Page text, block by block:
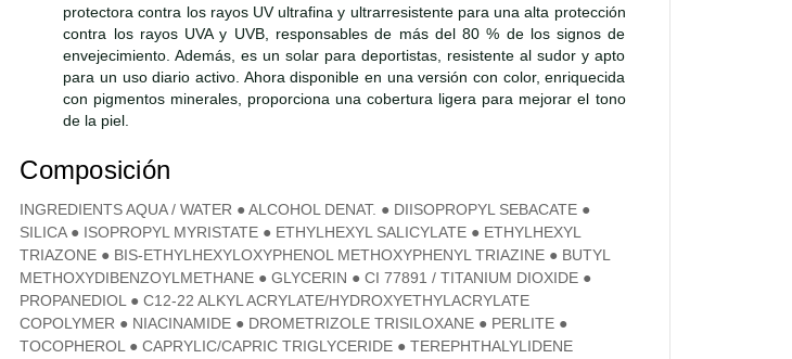
protectora contra los rayos UV ultrafina y ultrarresistente para una alta protección
contra los rayos UVA y UVB, responsables de más del 80 % de los signos de
envejecimiento. Además, es un solar para deportistas, resistente al sudor y apto
para un uso diario activo. Ahora disponible en una versión con color, enriquecida
con pigmentos minerales, proporciona una cobertura ligera para mejorar el tono
de la piel.
Composición
INGREDIENTS AQUA / WATER ● ALCOHOL DENAT. ● DIISOPROPYL SEBACATE ●
SILICA ● ISOPROPYL MYRISTATE ● ETHYLHEXYL SALICYLATE ● ETHYLHEXYL
TRIAZONE ● BIS-ETHYLHEXYLOXYPHENOL METHOXYPHENYL TRIAZINE ● BUTYL
METHOXYDIBENZOYLMETHANE ● GLYCERIN ● CI 77891 / TITANIUM DIOXIDE ●
PROPANEDIOL ● C12-22 ALKYL ACRYLATE/HYDROXYETHYLACRYLATE
COPOLYMER ● NIACINAMIDE ● DROMETRIZOLE TRISILOXANE ● PERLITE ●
TOCOPHEROL ● CAPRYLIC/CAPRIC TRIGLYCERIDE ● TEREPHTHALYLIDENE